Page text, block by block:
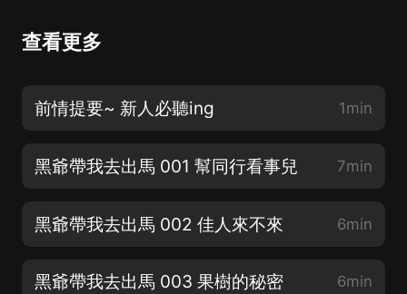
查看更多
前情提要~ 新人必聽ing 1min
黑爺帶我去出馬 001 幫同行看事兒 7min
黑爺帶我去出馬 002 佳人來不來 6min
黑爺帶我去出馬 003 果樹的秘密 6min